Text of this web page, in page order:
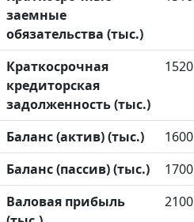
заемные
обязательства (тыс.)
Краткосрочная
кредиторская
задолженность (тыс.)
1520
Баланс (актив) (тыс.) 1600
Баланс (пассив) (тыс.) 1700
Валовая прибыль
2100